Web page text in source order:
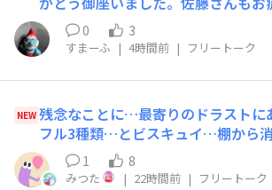
0 3
すまーふ | 4時間前 | フリートーク
NEW 残念なことに…最寄りのドラストに
フル3種類…とビスキュイ…棚から
さかパンコーナーに戻った？って見
残念。。。🥺
1 8
みつた | 22時間前 | フリートーク